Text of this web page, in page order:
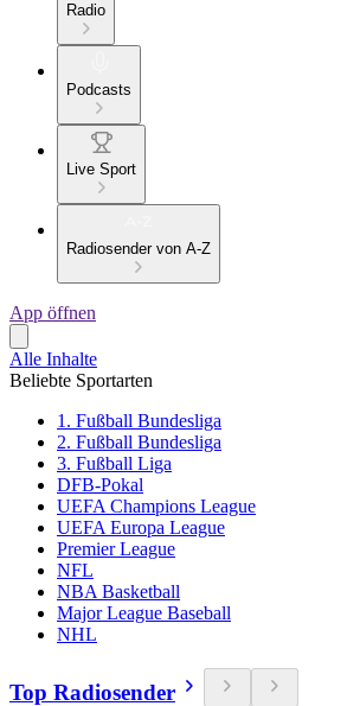
Radio
Podcasts
Live Sport
Radiosender von A-Z
App öffnen
Alle Inhalte
Beliebte Sportarten
1. Fußball Bundesliga
2. Fußball Bundesliga
3. Fußball Liga
DFB-Pokal
UEFA Champions League
UEFA Europa League
Premier League
NFL
NBA Basketball
Major League Baseball
NHL
Top Radiosender